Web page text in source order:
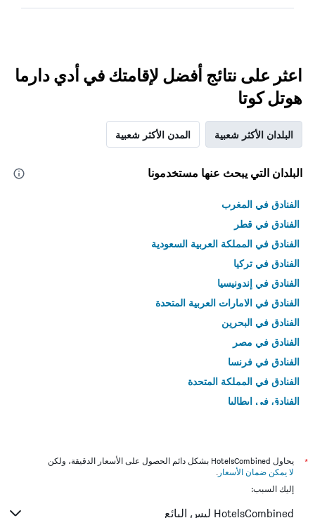
اعثر على نتائج أفضل لإقامتك في أدي دارما
هوتل كوتا
البلدان الأكثر شعبية المدن الأكثر شعبية
البلدان التي يبحث عنها مستخدمونا
الفنادق في المغرب
الفنادق في قطر
الفنادق في المملكة العربية السعودية
الفنادق في تركيا
الفنادق في إندونيسيا
الفنادق في الامارات العربية المتحدة
الفنادق في البحرين
الفنادق في مصر
الفنادق في فرنسا
الفنادق في المملكة المتحدة
الفنادق في إيطاليا
*
يحاول HotelsCombined بشكل دائم الحصول على الأسعار الدقيقة، ولكن
لا يمكن ضمان الأسعار .
إليك السبب:
HotelsCombined ليس البائع